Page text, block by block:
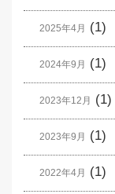
2025年4月 (1)
2024年9月 (1)
2023年12月 (1)
2023年9月 (1)
2022年4月 (1)